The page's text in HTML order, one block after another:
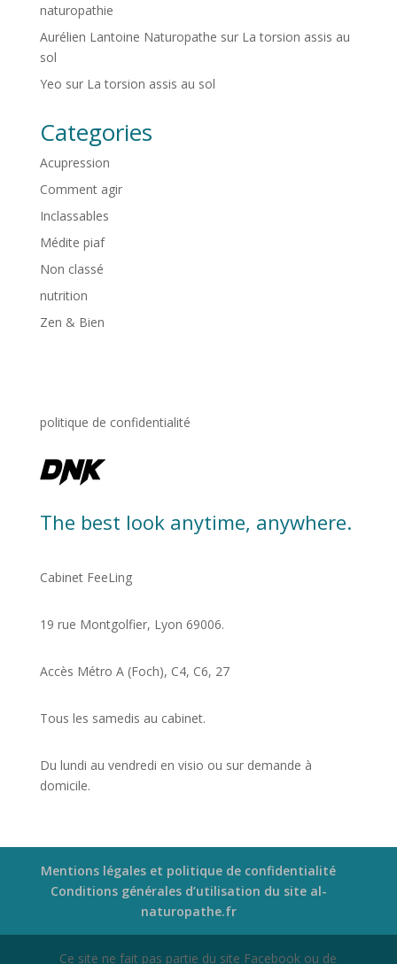
naturopathie
Aurélien Lantoine Naturopathe sur La torsion assis au
sol
Yeo sur La torsion assis au sol
Categories
Acupression
Comment agir
Inclassables
Médite piaf
Non classé
nutrition
Zen & Bien
politique de confidentialité
The best look anytime, anywhere.
Cabinet FeeLing
19 rue Montgolfier, Lyon 69006.
Accès Métro A (Foch), C4, C6, 27
Tous les samedis au cabinet.
Du lundi au vendredi en visio ou sur demande à
domicile.
Mentions légales et politique de confidentialité
Conditions générales d’utilisation du site al-
naturopathe.fr
Ce site ne fait pas partie du site Facebook ou de